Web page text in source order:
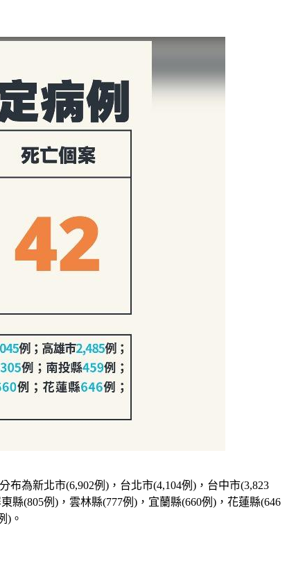
為新北市(6,902例)，台北市(4,104例)，台中市(3,823
縣(805例)，雲林縣(777例)，宜蘭縣(660例)，花蓮縣(646
)。